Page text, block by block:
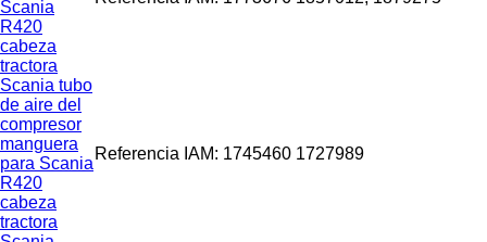
Scania
R420
cabeza
tractora
Scania tubo
de aire del
compresor
manguera
para Scania
R420
cabeza
tractora
Referencia IAM: 1745460 1727989